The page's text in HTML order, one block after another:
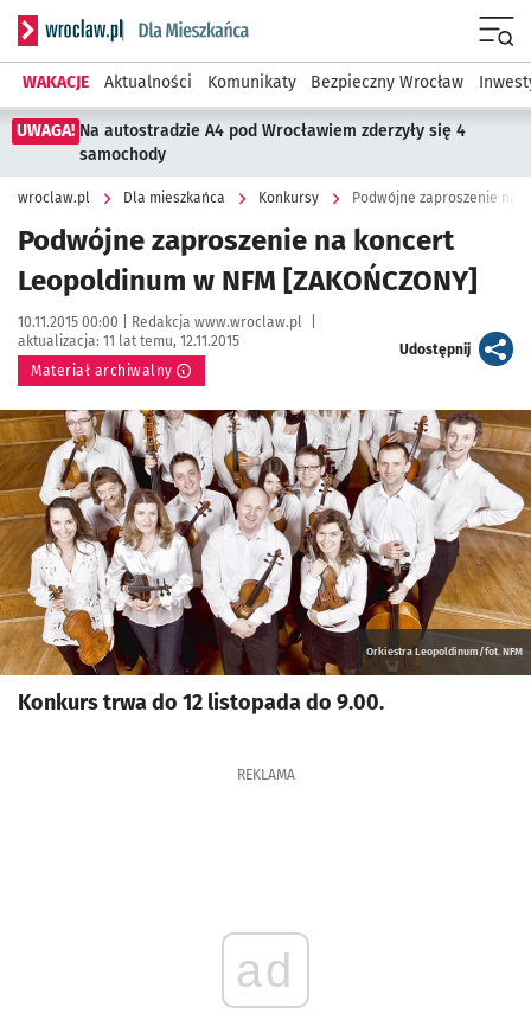
Serwis informacyjny wroclaw.pl podserwis: Dla mieszkańca
WAKACJE Aktualności Komunikaty Bezpieczny Wrocław
UWAGA! Na autostradzie A4 pod Wrocławiem zderzyły się 4
samochody
wroclaw.pl Dla mieszkańca Konkursy Podwójne zaproszenie na
Podwójne zaproszenie na koncert
Leopoldinum w NFM [ZAKOŃCZONY]
Data publikacji:
10.11.2015 00:00 | Autor:
Redakcja www.wroclaw.pl
aktualizacja: 11 lat temu, 12.11.2015
Materiał archiwalny
Udostępnijartykuł
Kliknij, aby powiększyć
Orkiestra Leopoldinum/fot. NFM
Konkurs trwa do 12 listopada do 9.00.
REKLAMA
ad